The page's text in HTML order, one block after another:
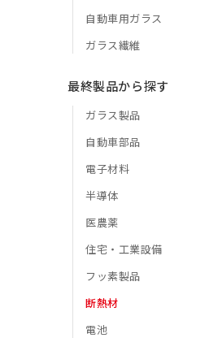
自動車用ガラス
ガラス繊維
最終製品から探す
ガラス製品
自動車部品
電子材料
半導体
医農薬
住宅・工業設備
フッ素製品
断熱材
電池